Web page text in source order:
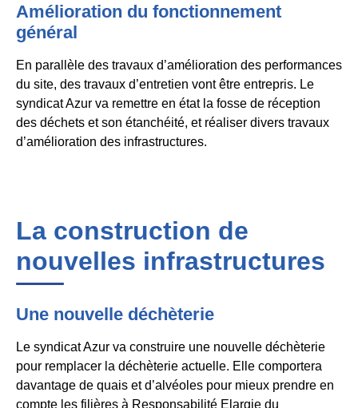
Amélioration du fonctionnement
général
En parallèle des travaux d’amélioration des performances
du site, des travaux d’entretien vont être entrepris. Le
syndicat Azur va remettre en état la fosse de réception
des déchets et son étanchéité, et réaliser divers travaux
d’amélioration des infrastructures.
La construction de
nouvelles infrastructures
Une nouvelle déchèterie
Le syndicat Azur va construire une nouvelle déchèterie
pour remplacer la déchèterie actuelle. Elle comportera
davantage de quais et d’alvéoles pour mieux prendre en
compte les filières à Responsabilité Elargie du